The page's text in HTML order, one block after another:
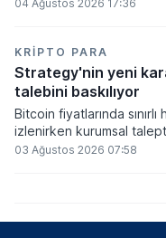
elde edilen dijital
altında dolaşımına ve
alımlarında
04 Ağustos 2026 17:36
KRIPTO PARA
Strategy'nin yeni
talebini baskılıyor
Bitcoin fiyatlarında
izlenirken kurumsal
piyasa dinamiklerini
03 Ağustos 2026 07:58